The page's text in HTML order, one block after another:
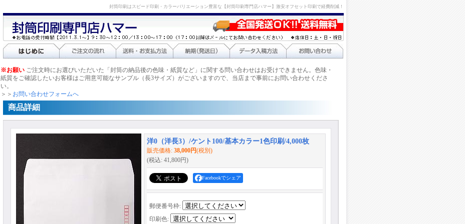
封筒印刷はスピード印刷・カラーバリエーション豊富な【封筒印刷専門店ハマー】激安オフセット印刷で経費削減！
※お願い ご注文時にお選びいただいた「封筒の納品後の色味・紙質など」に関する問い合わせはお受けできません。色味・
紙質をご確認したいお客様はご用意可能なサンプル（長3サイズ）がございますので、当店まで事前にお問い合わせくださ
い。
＞＞ お問い合わせフォームへ
商品詳細
洋0（洋長3）/ケント100/基本カラー1色印刷/4,000枚
販売価格: 38,000円(税別)
(税込: 41,800円)
Facebookでシェア
郵便番号枠:
印刷色: